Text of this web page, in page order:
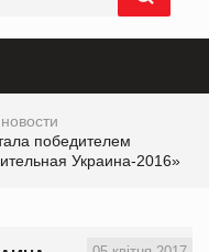
победителем
Украина-2016»